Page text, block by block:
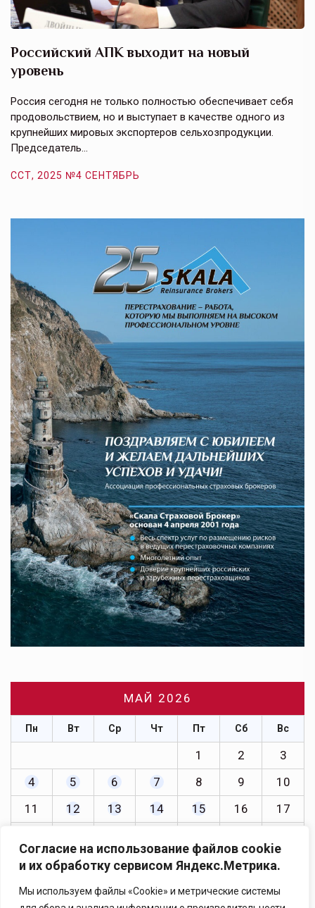
Согласие на использование файлов cookie
и их обработку сервисом Яндекс.Метрика.
Мы используем файлы «Cookie» и метрические системы
Российский АПК выходит на новый
уровень
Россия сегодня не только полностью обеспечивает себя
продовольствием, но и выступает в качестве одного из
крупнейших мировых экспортеров сельхозпродукции.
Председатель…
ССТ, 2025 №4 СЕНТЯБРЬ
МАЙ 2026
Пн Вт Ср Чт Пт Сб Вс
1 2
3
4
5 6 7 8 9
10
11
12 13 14 15 16
17
25
26 27 28 29 30
31
« Апр Июн »